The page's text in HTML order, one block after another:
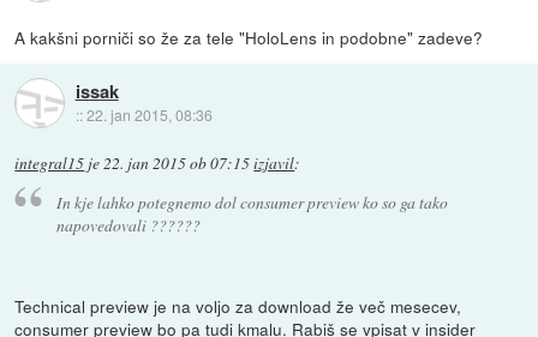
A kakšni porniči so že za tele "HoloLens in podobne" zadeve?
issak
::22. jan 2015, 08:36
integral15 je22. jan 2015 ob 07:15izjavil:
In kje lahko potegnemo dol consumer preview ko so ga tako
napovedovali ??????
Technical preview je na voljo za download že več mesecev,
consumer preview bo pa tudi kmalu. Rabiš se vpisat v insider